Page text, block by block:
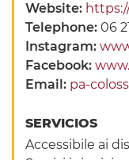
Website:
Telephone:06
Instagram:
Facebook:
Email: pa-
SERVICIOS
Accessibile ai